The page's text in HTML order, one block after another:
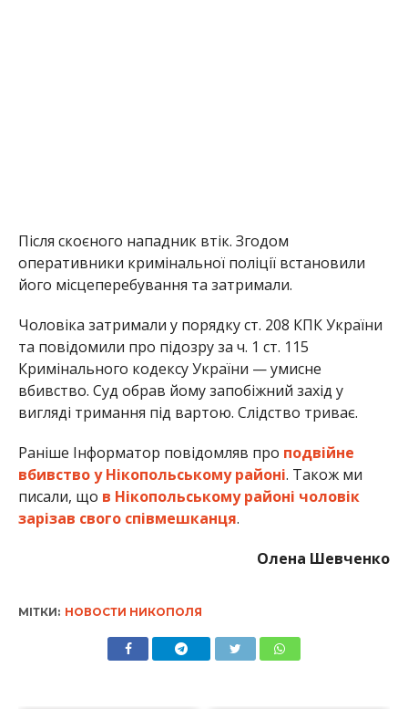
Після скоєного нападник втік. Згодом
оперативники кримінальної поліції встановили
його місцеперебування та затримали.
Чоловіка затримали у порядку ст. 208 КПК України
та повідомили про підозру за ч. 1 ст. 115
Кримінального кодексу України — умисне
вбивство. Суд обрав йому запобіжний захід у
вигляді тримання під вартою. Слідство триває.
Раніше Інформатор повідомляв про подвійне
вбивство у Нікопольському районі. Також ми
писали, що в Нікопольському районі чоловік
зарізав свого співмешканця.
Олена Шевченко
МІТКИ: НОВОСТИ НИКОПОЛЯ